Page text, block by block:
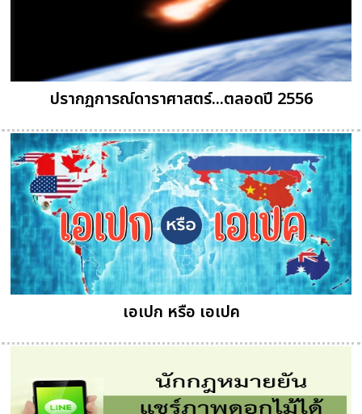
ปรากฏการณ์ดาราศาสตร์...ตลอดปี 2556
เอเปก หรือ เอเปค